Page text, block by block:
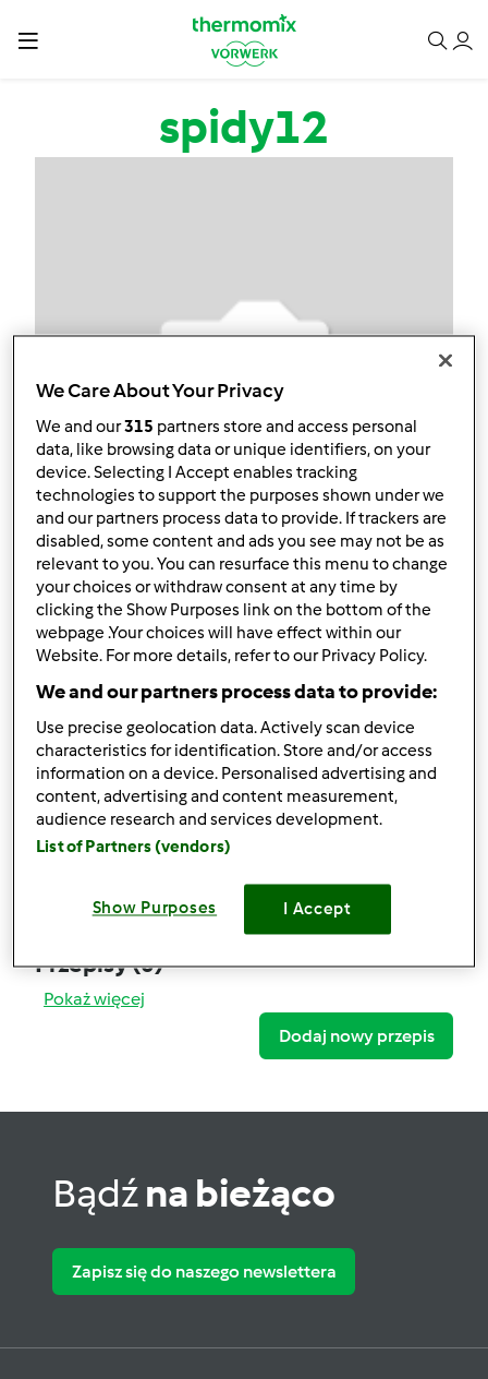
spidy12
Obserwuj Block
spidy12
Który model Thermomix ® posiadasz?
tm6
Komentarze
Przepisy(0)
Pokaż więcej
Dodaj nowy przepis
Bądźna bieżąco
Zapisz się do naszego newslettera
We Care About Your Privacy
We and our315 partners store and access personal
data, like browsing data or unique identifiers, on your
device. Selecting I Accept enables tracking
technologies to support the purposes shown under we
and our partners process data to provide. If trackers are
disabled, some content and ads you see may not be as
relevant to you. You can resurface this menu to change
your choices or withdraw consent at any time by
clicking the Show Purposes link on the bottom of the
webpage .Your choices will have effect within our
Website. For more details, refer to our Privacy Policy.
We and our partners process data to provide:
Use precise geolocation data. Actively scan device
characteristics for identification. Store and/or access
information on a device. Personalised advertising and
content, advertising and content measurement,
audience research and services development.
List of Partners (vendors)
Show Purposes I Accept